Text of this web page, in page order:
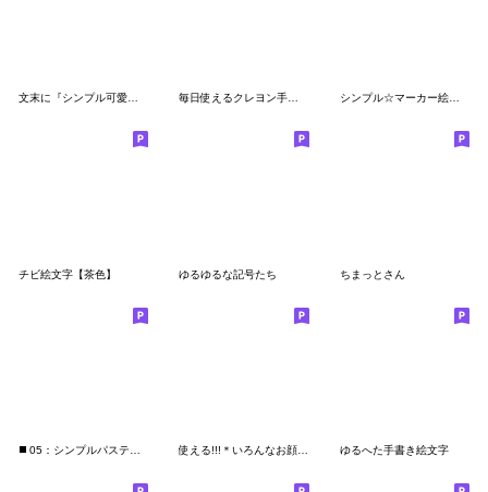
文末に『シンプル可愛い』ミニ絵文字♪ 毎日使えるクレヨン手書き絵文字♡ シンプル☆マーカー絵文字
チビ絵文字【茶色】 ゆるゆるな記号たち ちまっとさん
ゆるへた手書き絵文字